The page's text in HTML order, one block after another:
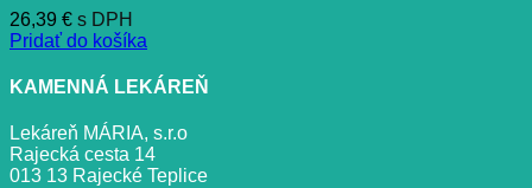
26,39 € s DPH
Pridať do košíka
KAMENNÁ LEKÁREŇ
Lekáreň MÁRIA, s.r.o
Rajecká cesta 14
013 13 Rajecké Teplice